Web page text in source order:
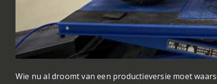
Wie nu al droomt van een productieversie moet